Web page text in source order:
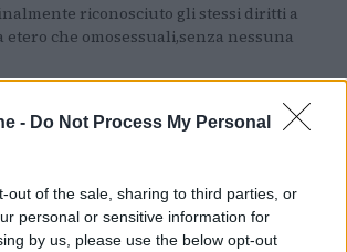
- Do Not Process My Personal
out of the sale, sharing to third parties, or
personal or sensitive information for
by us, please use the below opt-out
riconosciuto gli stessi diritti a
etero che omosessuali,senza nessuna